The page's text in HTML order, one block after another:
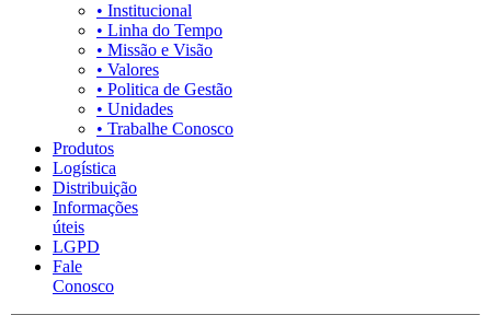
• Institucional
• Linha do Tempo
• Missão e Visão
• Valores
• Politica de Gestão
• Unidades
• Trabalhe Conosco
Produtos
Logística
Distribuição
Informações
úteis
LGPD
Fale
Conosco